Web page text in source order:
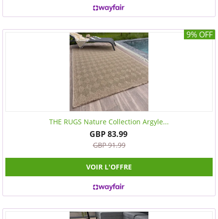
9% OFF
THE RUGS Nature Collection Argyle...
GBP 83.99
GBP 91.99
VOIR L'OFFRE